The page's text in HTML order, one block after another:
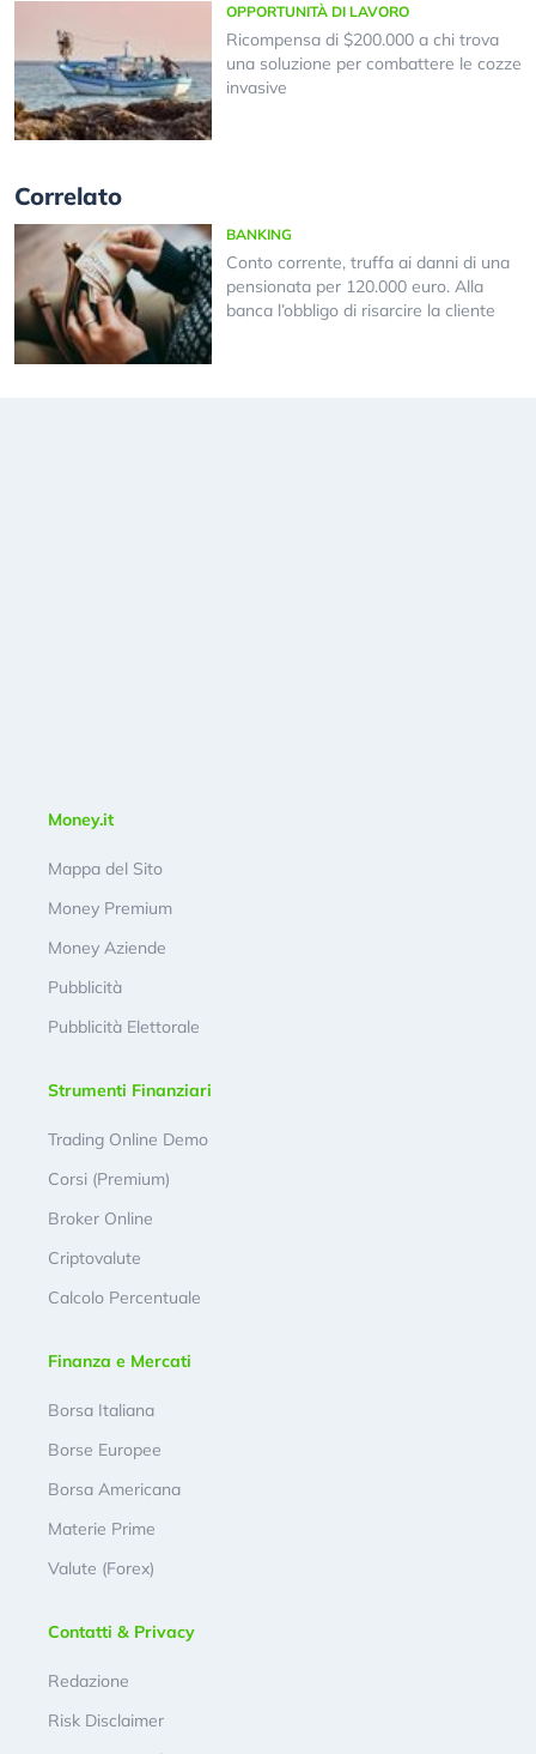
OPPORTUNITÀ DI LAVORO
Ricompensa di $200.000 a chi trova
una soluzione per combattere le cozze
invasive
Correlato
BANKING
Conto corrente, truffa ai danni di una
pensionata per 120.000 euro. Alla
banca l’obbligo di risarcire la cliente
Money.it
Mappa del Sito
Money Premium
Money Aziende
Pubblicità
Pubblicità Elettorale
Strumenti Finanziari
Trading Online Demo
Corsi (Premium)
Broker Online
Criptovalute
Calcolo Percentuale
Finanza e Mercati
Borsa Italiana
Borse Europee
Borsa Americana
Materie Prime
Valute (Forex)
Contatti & Privacy
Redazione
Risk Disclaimer